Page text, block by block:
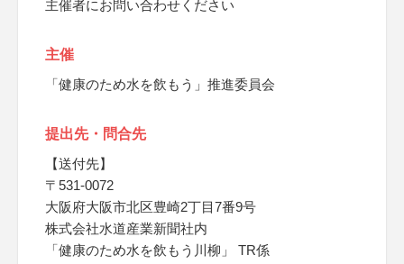
主催者にお問い合わせください
主催
「健康のため水を飲もう」推進委員会
提出先・問合先
【送付先】
〒531-0072
大阪府大阪市北区豊崎2丁目7番9号
株式会社水道産業新聞社内
「健康のため水を飲もう川柳」 TR係